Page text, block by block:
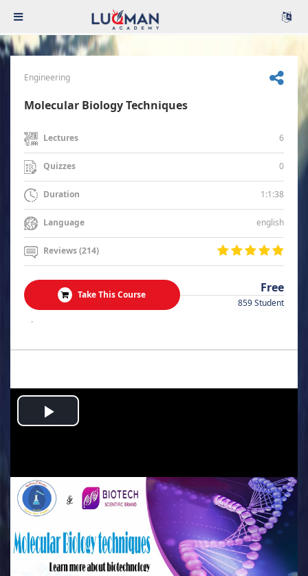
Engineering
Molecular Biology Techniques
Lectures 6
Quizzes 0
Duration 1:1:38
Language english
Reviews (214)
Take This Course Free
859 Student
.
Play